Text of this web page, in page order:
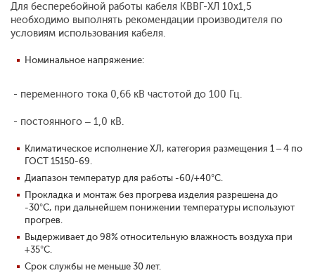
Для бесперебойной работы кабеля КВВГ-ХЛ 10х1,5
необходимо выполнять рекомендации производителя по
условиям использования кабеля.
Номинальное напряжение:
- переменного тока 0,66 кВ частотой до 100 Гц.
- постоянного – 1,0 кВ.
Климатическое исполнение ХЛ, категория размещения 1 – 4 по
ГОСТ 15150-69.
Диапазон температур для работы -60/+40°С.
Прокладка и монтаж без прогрева изделия разрешена до
-30°С, при дальнейшем понижении температуры используют
прогрев.
Выдерживает до 98% относительную влажность воздуха при
+35°С.
Срок службы не меньше 30 лет.